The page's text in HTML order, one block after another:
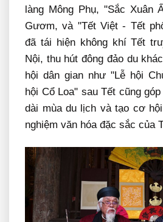
làng Mông Phụ, "Sắc Xuân
Gươm, và "Tết Việt - Tết
đã tái hiện không khí Tết
Nội, thu hút đông đảo du
hội dân gian như "Lễ hội
hội Cổ Loa" sau Tết cũng
dài mùa du lịch và tạo cơ
nghiệm văn hóa đặc sắc của